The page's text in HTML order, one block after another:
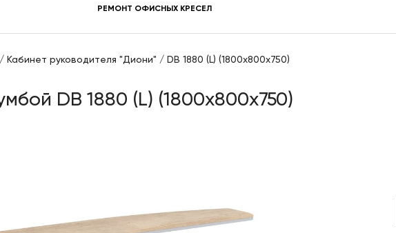
РЕМОНТ ОФИСНЫХ КРЕСЕЛ
/ Кабинет руководителя "Диони" / DB 1880 (L) (1800х800х750)
DB 1880 (L) (1800х800х750)